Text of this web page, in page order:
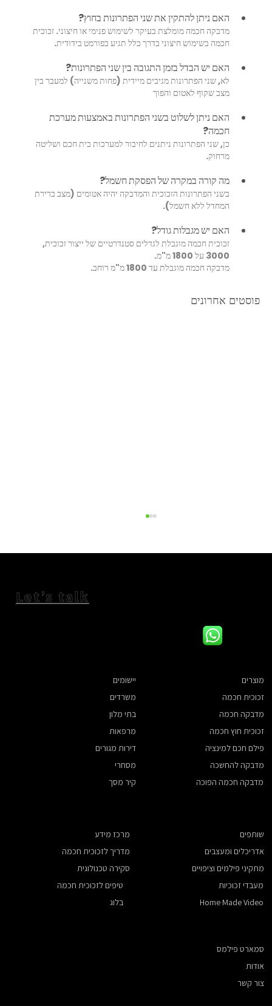
האם ניתן להתקין את שני הפתרונות בחוץ?
מדבקה חכמה מומלצת בעיקר לשימוש פנימי או חיצוני. זכוכית
חכמה בשימוש חיצוני בדרך כלל תגיע בפורמט בידודית.
האם יש הבדל בזמן התגובה בין שני הפתרונות?
לא, שני הפתרונות מגיבים מיידית (פחות משנייה) למעבר בין
מצב שקוף לאטום והפוך
האם ניתן לשלוט בשני הפתרונות באמצעות מערכת
חכמה?
כן, שני הפתרונות ניתנים לחיבור למערכות בית חכם ושליטה
מרחוק.
מה קורה במקרה של הפסקת חשמל?
בשני הפתרונות הזכוכית והמדבקה יהיה אטומים (מצב ברירת
המחדל ללא חשמל).
האם יש מגבלות גודל?
זכוכית חכמה מוגבלת לגדלים סטנדרטיים של ייצור זכוכית,
3000 על 1800 מ"מ.
מדבקה חכמה מוגבלת עד 1800 מ"מ רוחב.
פוסטים אחרונים
Let’s talk
מרכז מידע
מדריך לזכוכית חכמה
סקירה טכנולוגית
טיפים לזכוכית חכמה
בלוג
שותפים
אדריכלים ומעצבים
​מתקיני פילמים וציפויים
מעבדי זכוכיות
Home Made Video
יישומים
משרדים
בתי מלון
מרפאות
דירות מגורים
מסחרי
קיר מסך
מוצרים
זכוכית חכמה
מדבקה חכמה
זכוכית חוץ חכמה
פילם חכם למינציה
מדבקה חכמה הפוכה
מדבקה להחשכה
סמארט פילמס
אודות
צור קשר